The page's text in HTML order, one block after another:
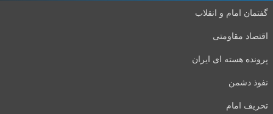
گفتمان امام و انقلاب
اقتصاد مقاومتی
پرونده هسته ای ایران
نفوذ دشمن
تحریف امام